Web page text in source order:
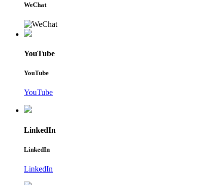
WeChat
YouTube
YouTube
YouTube
LinkedIn
LinkedIn
LinkedIn